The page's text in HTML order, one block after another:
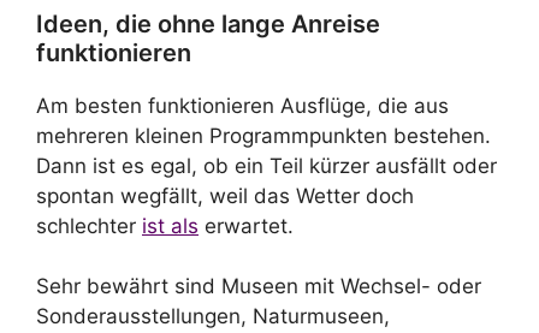
Ideen, die ohne lange Anreise
funktionieren
Am besten funktionieren Ausflüge, die aus
mehreren kleinen Programmpunkten bestehen.
Dann ist es egal, ob ein Teil kürzer ausfällt oder
spontan wegfällt, weil das Wetter doch
schlechter ist als erwartet.
Sehr bewährt sind Museen mit Wechsel- oder
Sonderausstellungen, Naturmuseen,